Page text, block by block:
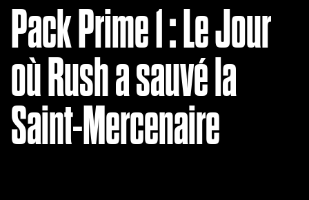
confi
denti
alité
YouT
ube
et le
tran
Pack Prime 1 : Le Jour
où Rush a sauvé la
Saint-Mercenaire